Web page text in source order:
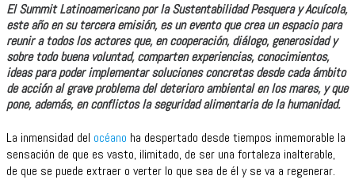
El Summit Latinoamericano por la Sustentabilidad Pesquera y Acuícola,
este año en su tercera emisión, es un evento que crea un espacio para
reunir a todos los actores que, en cooperación, diálogo, generosidad y
sobre todo buena voluntad, comparten experiencias, conocimientos,
ideas para poder implementar soluciones concretas desde cada ámbito
de acción al grave problema del deterioro ambiental en los mares, y que
pone, además, en conflictos la seguridad alimentaria de la humanidad.
La inmensidad del océano ha despertado desde tiempos inmemorable la
sensación de que es vasto, ilimitado, de ser una fortaleza inalterable,
de que se puede extraer o verter lo que sea de él y se va a regenerar.